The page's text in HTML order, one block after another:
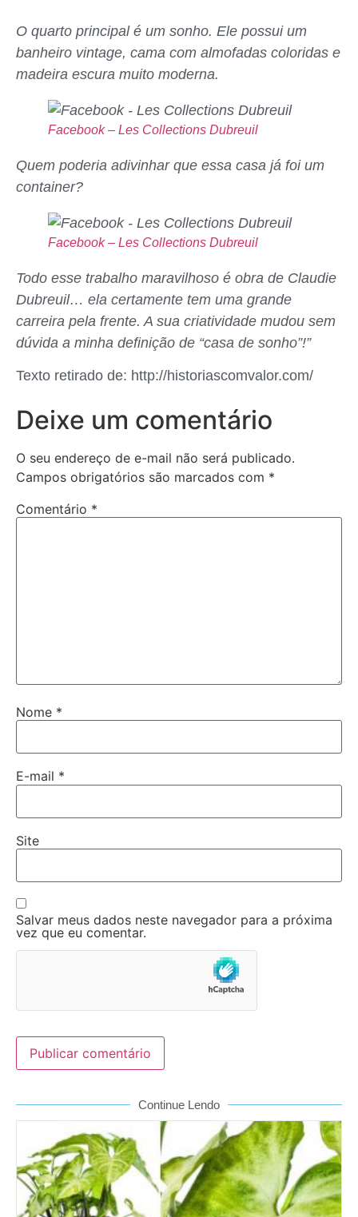
O quarto principal é um sonho. Ele possui um
banheiro vintage, cama com almofadas coloridas e
madeira escura muito moderna.
Facebook – Les Collections Dubreuil
Quem poderia adivinhar que essa casa já foi um
container?
Facebook – Les Collections Dubreuil
Todo esse trabalho maravilhoso é obra de Claudie
Dubreuil… ela certamente tem uma grande
carreira pela frente. A sua criatividade mudou sem
dúvida a minha definição de “casa de sonho”!”
Texto retirado de: http://historiascomvalor.com/
Deixe um comentário
O seu endereço de e-mail não será publicado.
Campos obrigatórios são marcados com *
Comentário *
Nome *
E-mail *
Site
Salvar meus dados neste navegador para a próxima
vez que eu comentar.
Continue Lendo